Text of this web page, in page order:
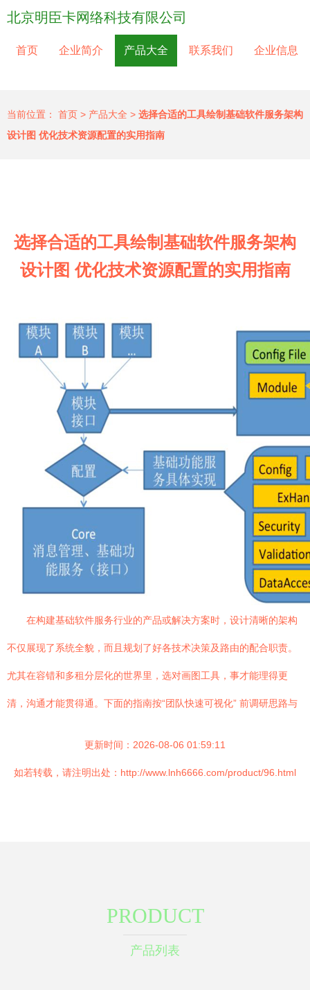
北京明臣卡网络科技有限公司
首页 企业简介 产品大全 联系我们 企业信息
当前位置： 首页 > 产品大全 > 选择合适的工具绘制基础软件服务架构
设计图 优化技术资源配置的实用指南
选择合适的工具绘制基础软件服务架构
设计图 优化技术资源配置的实用指南
在构建基础软件服务行业的产品或解决方案时，设计清晰的架构
不仅展现了系统全貌，而且规划了好各技术决策及路由的配合职责。
尤其在容错和多租分层化的世界里，选对画图工具，事才能理得更
清，沟通才能贯得通。下面的指南按“团队快速可视化” 前调研思路与
更新时间：2026-08-06 01:59:11
如若转载，请注明出处：http://www.lnh6666.com/product/96.html
PRODUCT
产品列表